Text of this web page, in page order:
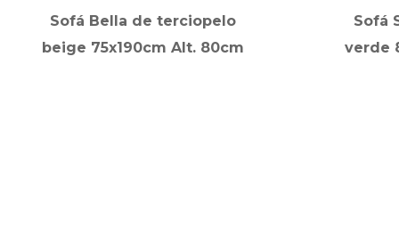
Sofá Bella de terciopelo
beige 75x190cm Alt. 80cm
Sofá
verde